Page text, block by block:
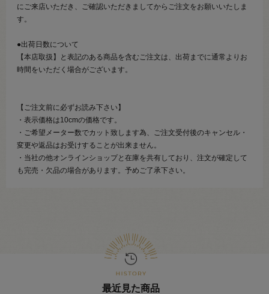
にご来店いただき、ご確認いただきましてからご注文をお願いいたしま
す。
●出荷日数について
【本店取扱】と表記のある商品を含むご注文は、出荷までに通常よりお
時間をいただく場合がございます。
【ご注文前に必ずお読み下さい】
・表示価格は10cmの価格です。
・ご希望メーター数でカット致します為、ご注文受付後のキャンセル・
変更や返品はお受けすることが出来ません。
・当社の他オンラインショップと在庫を共有しており、注文が確定して
も完売・欠品の場合があります。予めご了承下さい。
最近見た商品